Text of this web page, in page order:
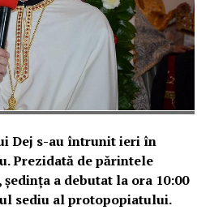
Dej s-au întrunit ieri în
Prezidată de părintele
a debutat la ora 10:00
sediu al protopopiatului.